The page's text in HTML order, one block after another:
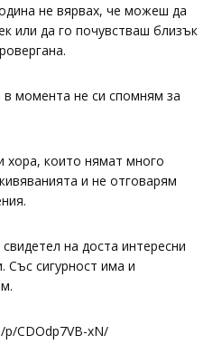
не вярвах, че можеш да
или да го почувстваш близък
в момента не си спомням за
хора, които нямат много
и не отговарям
на доста интересни
сигурност има и
CDOdp7VB-xN/